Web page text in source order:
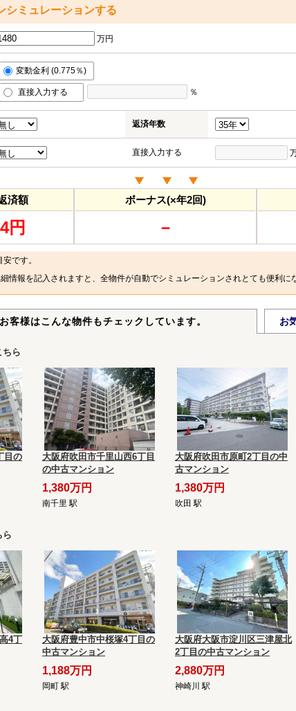
シミュレーションする
万円
変動金利 (0.775％)
直接入力する ％
返済年数
直接入力する
済額
円
ボーナス(×年2回)
－
です。
情報を記入されますと、全物件が自動でシミュレーションされとても便利に
客様はこんな物件もチェックしています。 お
ちら
目の
大阪府吹田市千里山西6丁目
の中古マンション
1,380万円
南千里 駅
大阪府吹田市原町2丁目の中
古マンション
1,380万円
吹田 駅
ら
4丁
大阪府豊中市中桜塚4丁目の
中古マンション
1,188万円
岡町 駅
大阪府大阪市淀川区三津屋北
2丁目の中古マンション
2,880万円
神崎川 駅